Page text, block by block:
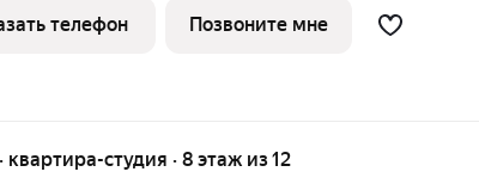
планировка, большие окна. «Таллинский парк»
телефон Позвоните мне
· квартира-студия · 8 этаж из 12